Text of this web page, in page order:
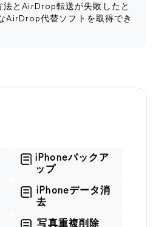
法とAirDrop転送が失敗したと
AirDrop代替ソフトを取得でき
iPhoneバックア
ップ
iPhoneデータ消
去
写真重複削除